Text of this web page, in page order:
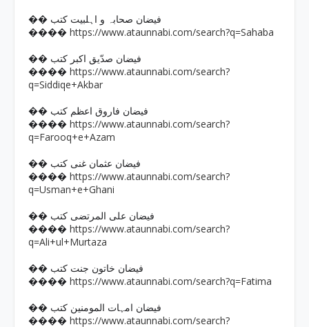
�� فیضان صحابہ و اہلبیت کتب
���� https://www.ataunnabi.com/search?q=Sahaba
�� فیضان صدّیق اکبر کتب
���� https://www.ataunnabi.com/search?
q=Siddiqe+Akbar
�� فیضان فاروق اعظم کتب
���� https://www.ataunnabi.com/search?
q=Farooq+e+Azam
�� فیضان عثمان غنی کتب
���� https://www.ataunnabi.com/search?
q=Usman+e+Ghani
�� فیضان علی المرتضی کتب
���� https://www.ataunnabi.com/search?
q=Ali+ul+Murtaza
�� فیضان خاتون جنت کتب
���� https://www.ataunnabi.com/search?q=Fatima
�� فیضان امہات المومنین کتب
���� https://www.ataunnabi.com/search?